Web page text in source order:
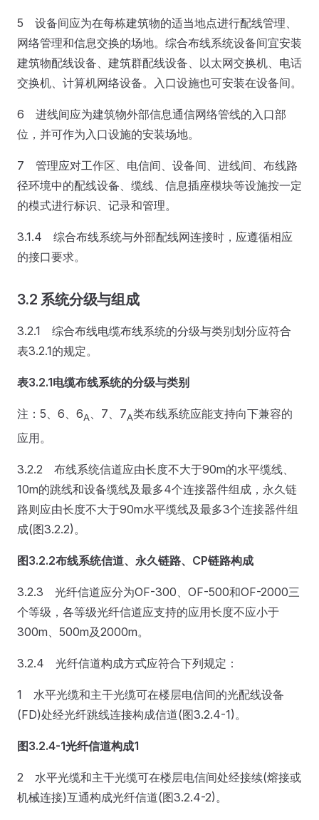
5 设备间应为在每栋建筑物的适当地点进行配线管理、
网络管理和信息交换的场地。综合布线系统设备间宜安装
建筑物配线设备、建筑群配线设备、以太网交换机、电话
交换机、计算机网络设备。入口设施也可安装在设备间。
6 进线间应为建筑物外部信息通信网络管线的入口部
位，并可作为入口设施的安装场地。
7 管理应对工作区、电信间、设备间、进线间、布线路
径环境中的配线设备、缆线、信息插座模块等设施按一定
的模式进行标识、记录和管理。
3.1.4 综合布线系统与外部配线网连接时，应遵循相应
的接口要求。
3.2 系统分级与组成
3.2.1 综合布线电缆布线系统的分级与类别划分应符合
表3.2.1的规定。
表3.2.1电缆布线系统的分级与类别
注：5、6、6A、7、7A类布线系统应能支持向下兼容的
应用。
3.2.2 布线系统信道应由长度不大于90m的水平缆线、
10m的跳线和设备缆线及最多4个连接器件组成，永久链
路则应由长度不大于90m水平缆线及最多3个连接器件组
成(图3.2.2)。
图3.2.2布线系统信道、永久链路、CP链路构成
3.2.3 光纤信道应分为OF-300、OF-500和OF-2000三
个等级，各等级光纤信道应支持的应用长度不应小于
300m、500m及2000m。
3.2.4 光纤信道构成方式应符合下列规定：
1 水平光缆和主干光缆可在楼层电信间的光配线设备
(FD)处经光纤跳线连接构成信道(图3.2.4-1)。
图3.2.4-1光纤信道构成1
2 水平光缆和主干光缆可在楼层电信间处经接续(熔接或
机械连接)互通构成光纤信道(图3.2.4-2)。